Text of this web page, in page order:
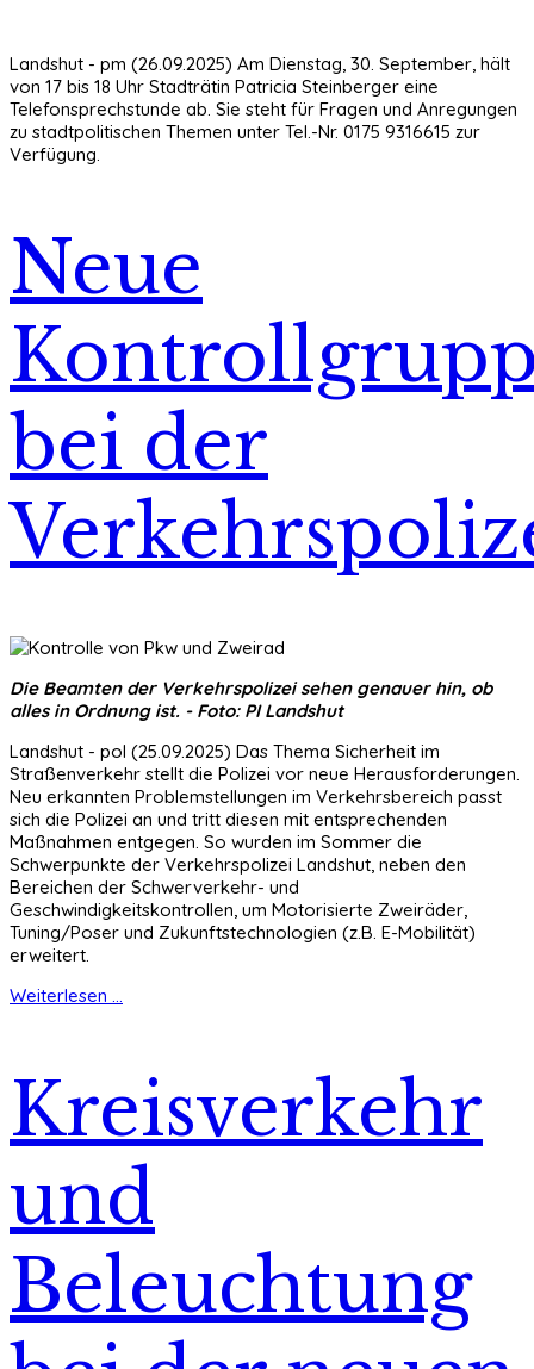
Landshut - pm (26.09.2025) Am Dienstag, 30. September, hält
von 17 bis 18 Uhr Stadträtin Patricia Steinberger eine
Telefonsprechstunde ab. Sie steht für Fragen und Anregungen
zu stadtpolitischen Themen unter Tel.-Nr. 0175 9316615 zur
Verfügung.
Neue
bei der
Die Beamten der Verkehrspolizei sehen genauer hin, ob
alles in Ordnung ist. - Foto: PI Landshut
Landshut - pol (25.09.2025) Das Thema Sicherheit im
Straßenverkehr stellt die Polizei vor neue Herausforderungen.
Neu erkannten Problemstellungen im Verkehrsbereich passt
sich die Polizei an und tritt diesen mit entsprechenden
Maßnahmen entgegen. So wurden im Sommer die
Schwerpunkte der Verkehrspolizei Landshut, neben den
Bereichen der Schwerverkehr- und
Geschwindigkeitskontrollen, um Motorisierte Zweiräder,
Tuning/Poser und Zukunftstechnologien (z.B. E-Mobilität)
erweitert.
Weiterlesen ...
Kreisverkehr
und
Beleuchtung